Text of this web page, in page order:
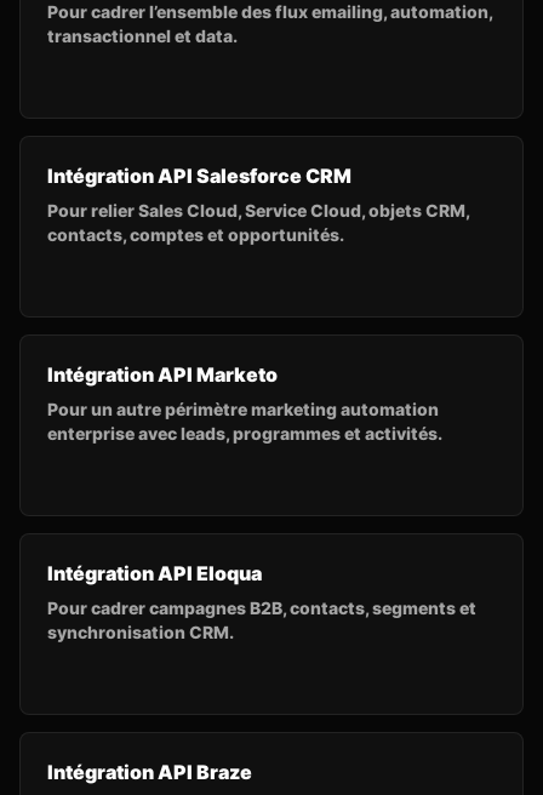
Pour cadrer l’ensemble des flux emailing, automation,
transactionnel et data.
Intégration API Salesforce CRM
Pour relier Sales Cloud, Service Cloud, objets CRM,
contacts, comptes et opportunités.
Intégration API Marketo
Pour un autre périmètre marketing automation
enterprise avec leads, programmes et activités.
Intégration API Eloqua
Pour cadrer campagnes B2B, contacts, segments et
synchronisation CRM.
Intégration API Braze